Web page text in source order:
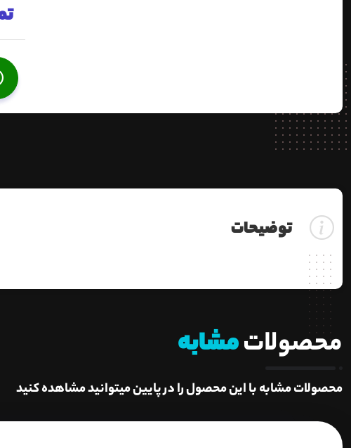
توضیحات
محصولاتمشابه
محصولات مشابه با این محصول را در پایین میتوانید مشاهده کنید